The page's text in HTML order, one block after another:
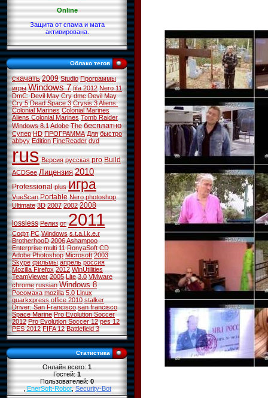
Online
Защита от спама и мата
активирована.
Облако тегов
скачать 2009 Studio Программы
игры Windows 7 fifa 2012 Nero 11
DmC: Devil May Cry dmc Devil May
Cry 5 Dead Space 3 Crysis 3Aliens:
Colonial Marines Colonial Marines
Aliens Colonial Marines Tomb Raider
Windows 8.1Adobe The бесплатно
Супер HD ПРОГРАММА Для быстро
abbyy Edition FineReader dvd
rus Версия русская pro Build
ACDSee Лицензия 2010
Professional plus игра
VueScan Portable Nero photoshop
Ultimate 3D 2007 2002 2008
lossless Релиз от 2011
Софт PC Windows s.t.a.l.k.e.r
BrotherhooD 2006Ashampoo
Enterprise multi 11 RonyaSoft CD
Adobe Photoshop Microsoft 2003
Skype фильмы апрель россия
Mozilla Firefox 2012 WinUtilities
TeamViewer 2005 Lite 3.0 VMware
chrome russian Windows 8
Росомаха mozilla 5.0 Linux
quarkxpress office 2010 stalker
Driver: San Francisco san francisco
Space Marine Pro Evolution Soccer
2012 Pro Evolution Soccer 12 pes 12
PES 2012 FIFA 12 Battlefield 3
Статистика
Онлайн всего:1
Гостей:1
Пользователей:0
,EnerSoft-Robot,Security-Bot